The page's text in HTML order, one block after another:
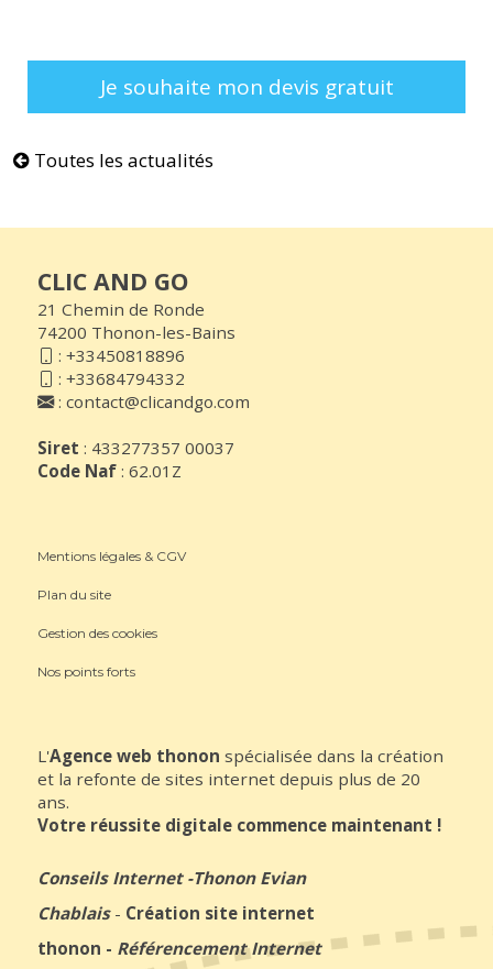
Je souhaite mon devis gratuit
Toutes les actualités
CLIC AND GO
21 Chemin de Ronde
74200 Thonon-les-Bains
: +33450818896
: +33684794332
: contact@clicandgo.com
Siret : 433277357 00037
Code Naf : 62.01Z
Mentions légales & CGV
Plan du site
Gestion des cookies
Nos points forts
L'Agence web thonon spécialisée dans la création
et la refonte de sites internet depuis plus de 20
ans.
Votre réussite digitale commence maintenant !
Conseils Internet-Thonon Evian
Chablais- Création site internet
thonon - Référencement Internet